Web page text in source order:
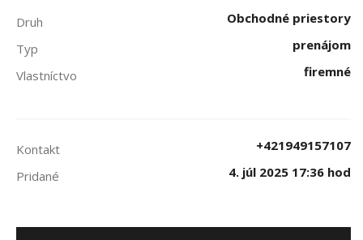
Druh
Obchodné priestory
Typ
prenájom
Vlastníctvo
firemné
Kontakt
+421949157107
Pridané
4. júl 2025 17:36 hod